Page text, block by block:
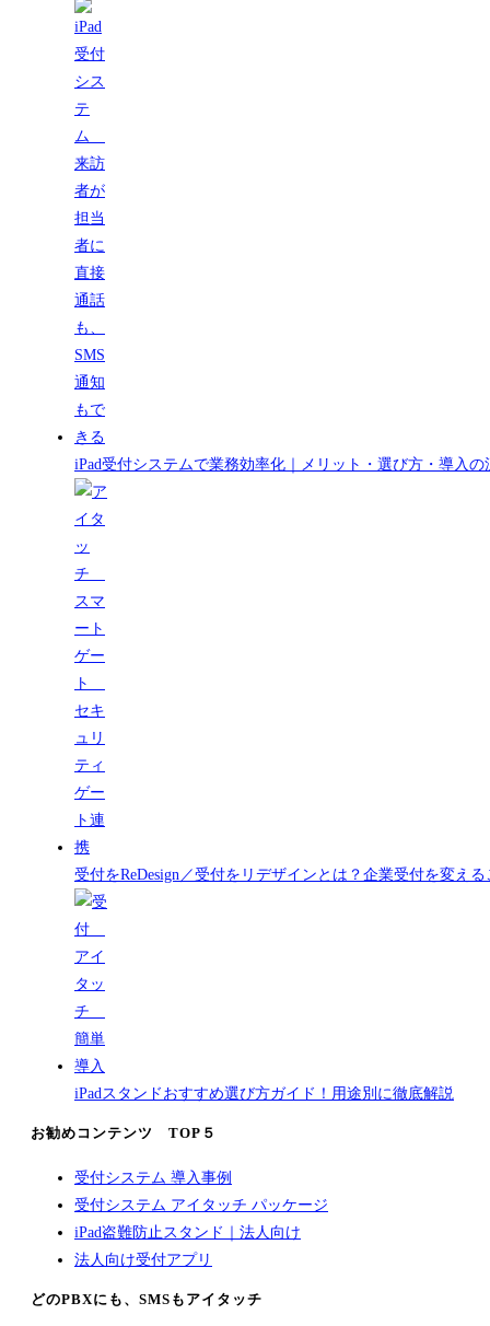
iPad受付システムで業務効率化｜メリット・選び方・導入の
受付をReDesign／受付をリデザインとは？企業受付を変え
iPadスタンドおすすめ選び方ガイド！用途別に徹底解説
お勧めコンテンツ TOP５
受付システム 導入事例
受付システム アイタッチ パッケージ
iPad盗難防止スタンド｜法人向け
法人向け受付アプリ
どのPBXにも、SMSもアイタッチ